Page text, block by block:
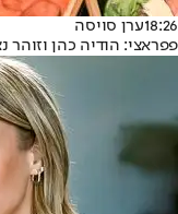
18:26ערן סויסה
פפראצי: הודיה כהן